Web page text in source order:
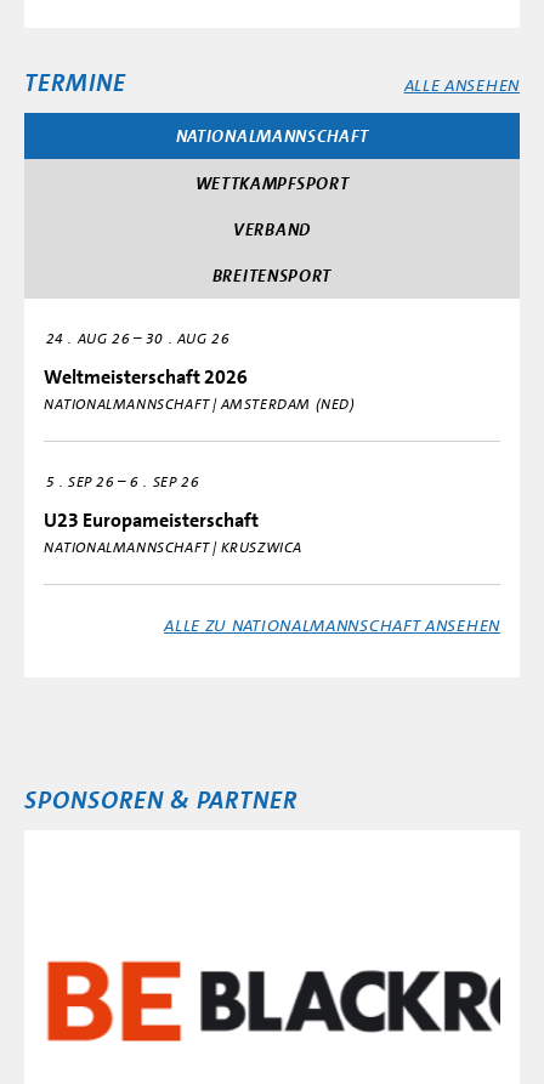
TERMINE ALLE ANSEHEN
NATIONALMANNSCHAFT
WETTKAMPFSPORT
VERBAND
BREITENSPORT
24 AUG 26–30 AUG 26
Weltmeisterschaft 2026
NATIONALMANNSCHAFT | AMSTERDAM (NED)
5 SEP 26 –6 SEP 26
U23 Europameisterschaft
NATIONALMANNSCHAFT | KRUSZWICA
ALLE ZU NATIONALMANNSCHAFT ANSEHEN
SPONSOREN & PARTNER